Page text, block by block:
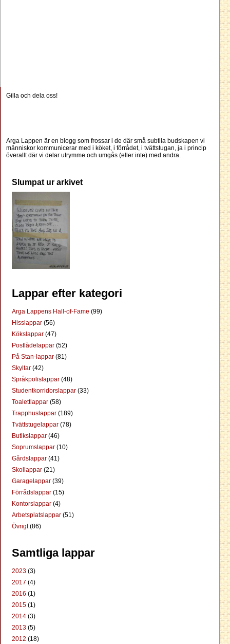
Gilla och dela oss!
Arga Lappen är en blogg som frossar i de där små subtila budskapen vi
människor kommunicerar med i köket, i förrådet, i tvättstugan, ja i princip
överallt där vi delar utrymme och umgås (eller inte) med andra.
Slumpat ur arkivet
Lappar efter kategori
Arga Lappens Hall-of-Fame (99)
Hisslappar (56)
Kökslappar (47)
Postlådelappar (52)
På Stan-lappar (81)
Skyltar (42)
Språkpolislappar (48)
Studentkorridorslappar (33)
Toalettlappar (58)
Trapphuslappar (189)
Tvättstugelappar (78)
Butikslappar (46)
Soprumslappar (10)
Gårdslappar (41)
Skollappar (21)
Garagelappar (39)
Förrådslappar (15)
Kontorslappar (4)
Arbetsplatslappar (51)
Övrigt(86)
Samtliga lappar
2023 (3)
2017 (4)
2016 (1)
2015 (1)
2014 (3)
2013 (5)
2012 (18)